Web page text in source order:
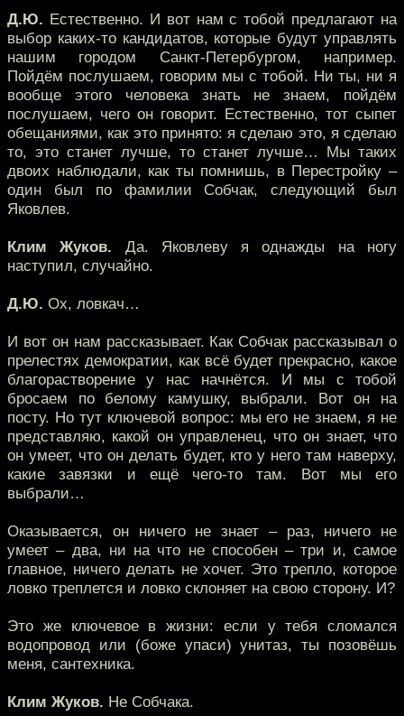
Д.Ю. Естественно. И вот нам с тобой предлагают на
выбор каких-то кандидатов, которые будут управлять
нашим городом Санкт-Петербургом, например.
Пойдём послушаем, говорим мы с тобой. Ни ты, ни я
вообще этого человека знать не знаем, пойдём
послушаем, чего он говорит. Естественно, тот сыпет
обещаниями, как это принято: я сделаю это, я сделаю
то, это станет лучше, то станет лучше… Мы таких
двоих наблюдали, как ты помнишь, в Перестройку –
один был по фамилии Собчак, следующий был
Яковлев.
Клим Жуков. Да. Яковлеву я однажды на ногу
наступил, случайно.
Д.Ю. Ох, ловкач…
И вот он нам рассказывает. Как Собчак рассказывал о
прелестях демократии, как всё будет прекрасно, какое
благорастворение у нас начнётся. И мы с тобой
бросаем по белому камушку, выбрали. Вот он на
посту. Но тут ключевой вопрос: мы его не знаем, я не
представляю, какой он управленец, что он знает, что
он умеет, что он делать будет, кто у него там наверху,
какие завязки и ещё чего-то там. Вот мы его
выбрали…
Оказывается, он ничего не знает – раз, ничего не
умеет – два, ни на что не способен – три и, самое
главное, ничего делать не хочет. Это трепло, которое
ловко треплется и ловко склоняет на свою сторону. И?
Это же ключевое в жизни: если у тебя сломался
водопровод или (боже упаси) унитаз, ты позовёшь
меня, сантехника.
Клим Жуков. Не Собчака.